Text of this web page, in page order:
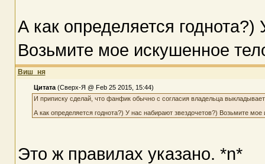
А как определяется
Возьмите мое искушенное
Виш_ня
Цитата (Сверх-Я @ Feb 25 2015, 15:44)
И приписку сделай, что фанфик обычно с согласия владельца
А как определяется годнота?) У нас набирают звездочетов?) Возьмите
Это ж правилах указано. *n*